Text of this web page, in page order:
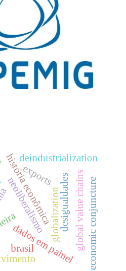
história econômica
deindustrialization
globalization
dados em painel
neoliberalismo desigualdades
brasil global value chainseconomic conjuncture
exports